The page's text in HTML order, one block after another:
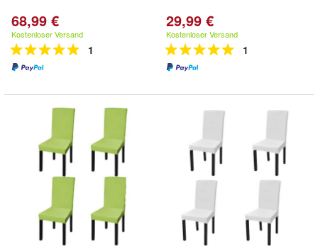
68,99 €
Kostenloser Versand
1
29,99 €
Kostenloser Versand
1